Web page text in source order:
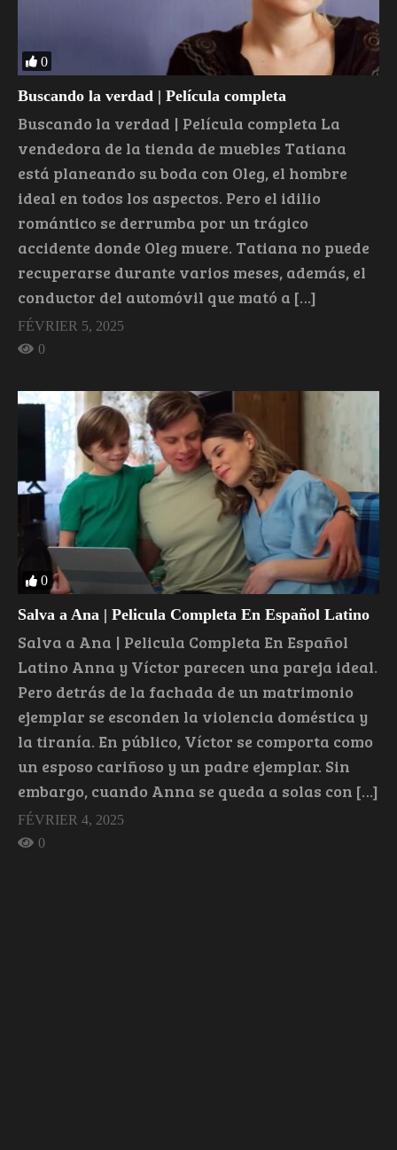
0
Buscando la verdad | Película completa
Buscando la verdad | Película completa La
vendedora de la tienda de muebles Tatiana
está planeando su boda con Oleg, el hombre
ideal en todos los aspectos. Pero el idilio
romántico se derrumba por un trágico
accidente donde Oleg muere. Tatiana no puede
recuperarse durante varios meses, además, el
conductor del automóvil que mató a […]
FÉVRIER 5, 2025
0
0
Salva a Ana | Pelicula Completa En Español Latino
Salva a Ana | Pelicula Completa En Español
Latino Anna y Víctor parecen una pareja ideal.
Pero detrás de la fachada de un matrimonio
ejemplar se esconden la violencia doméstica y
la tiranía. En público, Víctor se comporta como
un esposo cariñoso y un padre ejemplar. Sin
embargo, cuando Anna se queda a solas con […]
FÉVRIER 4, 2025
0